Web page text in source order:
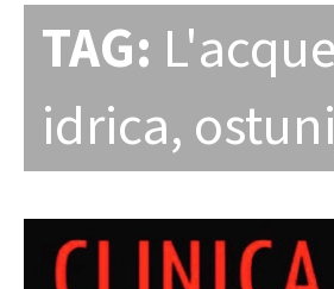
TAG:
idrica, ostuni